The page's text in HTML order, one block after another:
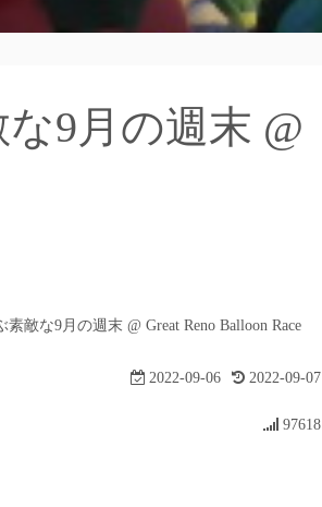
9月の週末 @
敵な9月の週末 @ Great Reno Balloon Race
2022-09-06 2022-09-07
97618